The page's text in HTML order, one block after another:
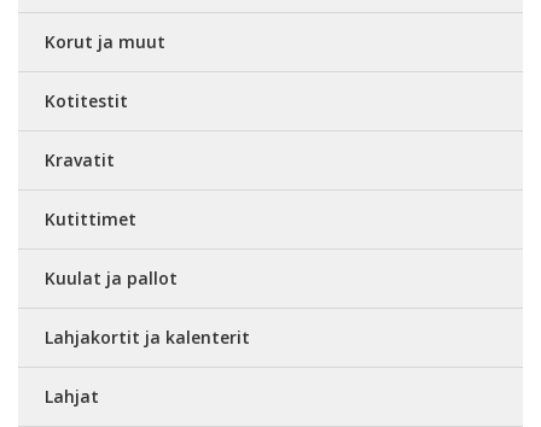
Korut ja muut
Kotitestit
Kravatit
Kutittimet
Kuulat ja pallot
Lahjakortit ja kalenterit
Lahjat